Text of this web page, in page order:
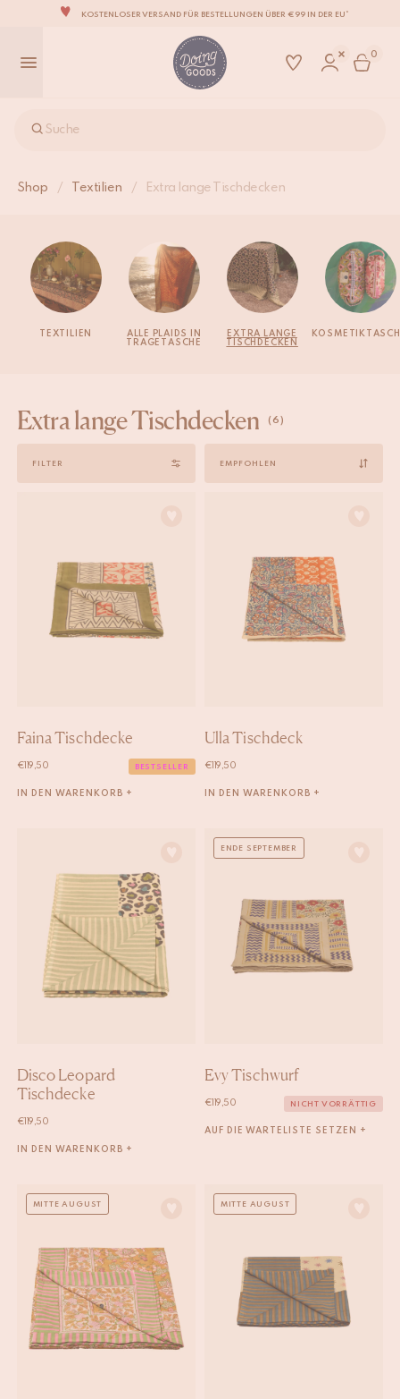
KOSTENLOSER VERSAND FÜR BESTELLUNGEN ÜBER €99 IN DER EU*
DIE LIEBENSWERTESTE WOHNACCESSOIRE-MARKE DER WELT
ZU 100% MIT LIEBE VON HAND GEFERTIGT
WIR VERPFLICHTEN UNS, DEINE ARTIKEL INNERHALB VON 1 BIS 2 WERKTAGEN ZU
0
Suche
Shop / Textilien / Extra lange Tischdecken
TEXTILIEN
ALLE PLAIDS IN
TRAGETASCHE
EXTRA LANGE
TISCHDECKEN
Extra lange Tischdecken (6)
FILTER
Faina Tischdecke
€ 119,50 BESTSELLER
IN DEN WARENKORB +
Ulla Tischdeck
€ 119,50
IN DEN WARENKORB +
Disco Leopard
Tischdecke
€ 119,50
IN DEN WARENKORB +
ENDE SEPTEMBER
Evy Tischwurf
€ 119,50 NICHT VORRÄTTIG
AUF DIE WARTELISTE SETZEN +
MITTE AUGUST MITTE AUGUST